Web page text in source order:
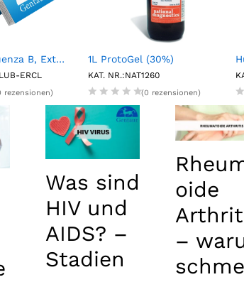
NATtrol Influenza B, External Run Control, Low (6 X 1 mL)
ERCL
rezensionen)
1L ProtoGel (30%)
KAT. NR.:NAT1260
(0 rezensionen)
Was sind
HIV und
AIDS? –
Stadien
oide
–